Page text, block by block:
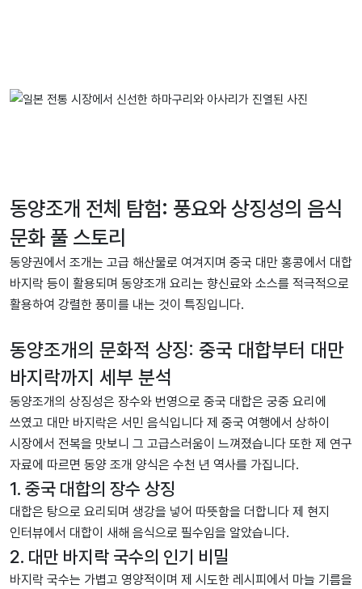
동양조개 전체 탐험: 풍요와 상징성의 음식
문화 풀 스토리
동양권에서 조개는 고급 해산물로 여겨지며 중국 대만 홍콩에서 대합
바지락 등이 활용되며 동양조개 요리는 향신료와 소스를 적극적으로
활용하여 강렬한 풍미를 내는 것이 특징입니다.
동양조개의 문화적 상징: 중국 대합부터 대만
바지락까지 세부 분석
동양조개의 상징성은 장수와 번영으로 중국 대합은 궁중 요리에
쓰였고 대만 바지락은 서민 음식입니다 제 중국 여행에서 상하이
시장에서 전복을 맛보니 그 고급스러움이 느껴졌습니다 또한 제 연구
자료에 따르면 동양 조개 양식은 수천 년 역사를 가집니다.
1. 중국 대합의 장수 상징
대합은 탕으로 요리되며 생강을 넣어 따뜻함을 더합니다 제 현지
인터뷰에서 대합이 새해 음식으로 필수임을 알았습니다.
2. 대만 바지락 국수의 인기 비밀
바지락 국수는 가볍고 영양적이며 제 시도한 레시피에서 마늘 기름을